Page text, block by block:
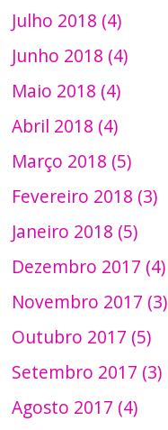
Julho 2018 (4)
Junho 2018 (4)
Maio 2018 (4)
Abril 2018 (4)
Março 2018 (5)
Fevereiro 2018 (3)
Janeiro 2018 (5)
Dezembro 2017 (4)
Novembro 2017 (3)
Outubro 2017 (5)
Setembro 2017 (3)
Agosto 2017 (4)